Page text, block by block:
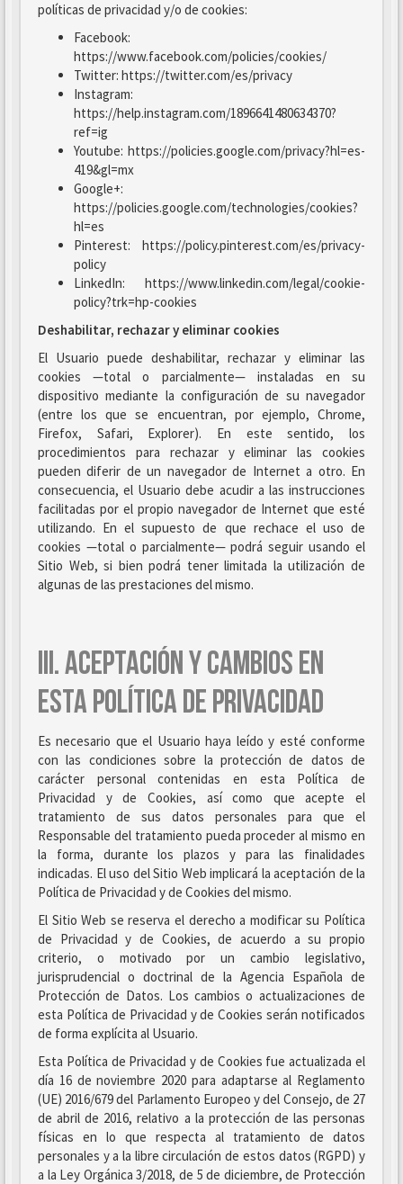
políticas de privacidad y/o de cookies:
Facebook:
https://www.facebook.com/policies/cookies/
Twitter: https://twitter.com/es/privacy
Instagram:
https://help.instagram.com/1896641480634370?
ref=ig
Youtube: https://policies.google.com/privacy?hl=es-
419&gl=mx
Google+:
https://policies.google.com/technologies/cookies?
hl=es
Pinterest: https://policy.pinterest.com/es/privacy-
policy
LinkedIn: https://www.linkedin.com/legal/cookie-
policy?trk=hp-cookies
Deshabilitar, rechazar y eliminar cookies
El Usuario puede deshabilitar, rechazar y eliminar las
cookies —total o parcialmente— instaladas en su
dispositivo mediante la configuración de su navegador
(entre los que se encuentran, por ejemplo, Chrome,
Firefox, Safari, Explorer). En este sentido, los
procedimientos para rechazar y eliminar las cookies
pueden diferir de un navegador de Internet a otro. En
consecuencia, el Usuario debe acudir a las instrucciones
facilitadas por el propio navegador de Internet que esté
utilizando. En el supuesto de que rechace el uso de
cookies —total o parcialmente— podrá seguir usando el
Sitio Web, si bien podrá tener limitada la utilización de
algunas de las prestaciones del mismo.
III. ACEPTACIÓN Y CAMBIOS EN
ESTA POLÍTICA DE PRIVACIDAD
Es necesario que el Usuario haya leído y esté conforme
con las condiciones sobre la protección de datos de
carácter personal contenidas en esta Política de
Privacidad y de Cookies, así como que acepte el
tratamiento de sus datos personales para que el
Responsable del tratamiento pueda proceder al mismo en
la forma, durante los plazos y para las finalidades
indicadas. El uso del Sitio Web implicará la aceptación de la
Política de Privacidad y de Cookies del mismo.
El Sitio Web se reserva el derecho a modificar su Política
de Privacidad y de Cookies, de acuerdo a su propio
criterio, o motivado por un cambio legislativo,
jurisprudencial o doctrinal de la Agencia Española de
Protección de Datos. Los cambios o actualizaciones de
esta Política de Privacidad y de Cookies serán notificados
de forma explícita al Usuario.
Esta Política de Privacidad y de Cookies fue actualizada el
día 16 de noviembre 2020 para adaptarse al Reglamento
(UE) 2016/679 del Parlamento Europeo y del Consejo, de 27
de abril de 2016, relativo a la protección de las personas
físicas en lo que respecta al tratamiento de datos
personales y a la libre circulación de estos datos (RGPD) y
a la Ley Orgánica 3/2018, de 5 de diciembre, de Protección